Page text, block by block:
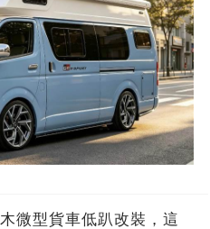
微型貨車低趴改裝，這